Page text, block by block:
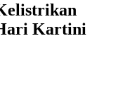
Kartini